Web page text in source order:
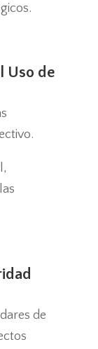
Uso de
de